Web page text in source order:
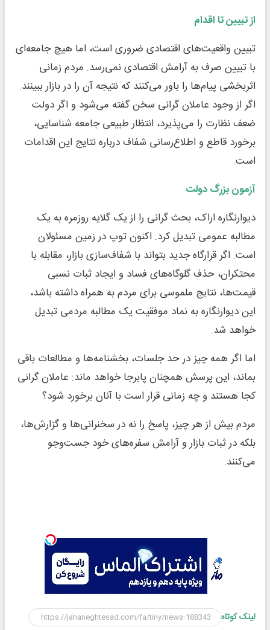
از تبیین تا اقدام
تبیین واقعیت‌های اقتصادی ضروری است، اما هیچ جامعه‌ای
با تبیین صرف به آرامش اقتصادی نمی‌رسد. مردم زمانی
اثربخشی پیام‌ها را باور می‌کنند که نتیجه آن را در بازار ببینند.
اگر از وجود عاملان گرانی سخن گفته می‌شود و اگر دولت
ضعف نظارت را می‌پذیرد، انتظار طبیعی جامعه شناسایی،
برخورد قاطع و اطلاع‌رسانی شفاف درباره نتایج این اقدامات
است.
آزمون بزرگ دولت
دیوارنگاره اراک، بحث گرانی را از یک گلایه روزمره به یک
مطالبه عمومی تبدیل کرد. اکنون توپ در زمین مسئولان
است. اگر قرارگاه جدید بتواند با شفاف‌سازی بازار، مقابله با
محتکران، حذف گلوگاه‌های فساد و ایجاد ثبات نسبی
قیمت‌ها، نتایج ملموسی برای مردم به همراه داشته باشد،
این دیوارنگاره به نماد موفقیت یک مطالبه مردمی تبدیل
خواهد شد.
اما اگر همه چیز در حد جلسات، بخشنامه‌ها و مطالعات باقی
بماند، این پرسش همچنان پابرجا خواهد ماند: عاملان گرانی
کجا هستند و چه زمانی قرار است با آنان برخورد شود؟
مردم بیش از هر چیز، پاسخ را نه در سخنرانی‌ها و گزارش‌ها،
بلکه در ثبات بازار و آرامش سفره‌های خود جست‌وجو
می‌کنند.
لینک کوتاه